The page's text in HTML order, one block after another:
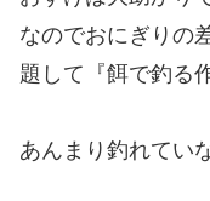
なのでおにぎりの
題して『餌で釣る
あんまり釣れてい